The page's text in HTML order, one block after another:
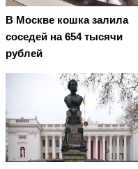
В Москве кошка залила
соседей на 654 тысячи
рублей